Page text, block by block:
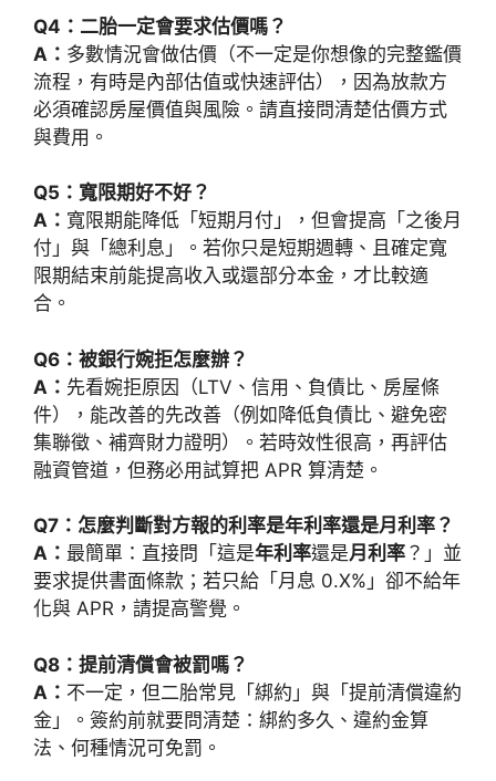
Q4：二胎一定會要求估價嗎？
A： 多數情況會做估價（不一定是你想像的完整鑑價
流程，有時是內部估值或快速評估），因為放款方
必須確認房屋價值與風險。請直接問清楚估價方式
與費用。
Q5：寬限期好不好？
A： 寬限期能降低「短期月付」，但會提高「之後月
付」與「總利息」。若你只是短期週轉、且確定寬
限期結束前能提高收入或還部分本金，才比較適
合。
Q6：被銀行婉拒怎麼辦？
A： 先看婉拒原因（LTV、信用、負債比、房屋條
件），能改善的先改善（例如降低負債比、避免密
集聯徵、補齊財力證明）。若時效性很高，再評估
融資管道，但務必用試算把 APR 算清楚。
Q7：怎麼判斷對方報的利率是年利率還是月利率？
A： 最簡單：直接問「這是年利率還是月利率 ？」並
要求提供書面條款；若只給「月息 0.X%」卻不給年
化與 APR，請提高警覺。
Q8：提前清償會被罰嗎？
A： 不一定，但二胎常見「綁約」與「提前清償違約
金」。簽約前就要問清楚：綁約多久、違約金算
法、何種情況可免罰。